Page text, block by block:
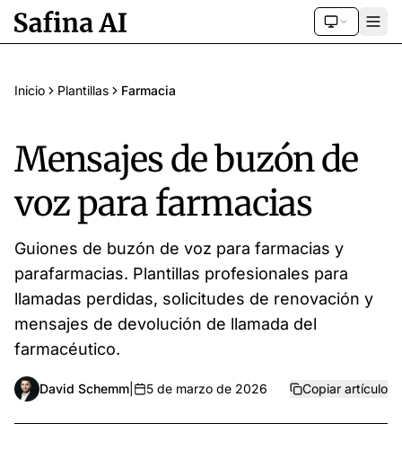
Inicio Plantillas Farmacia
Mensajes de buzón de
voz para farmacias
Guiones de buzón de voz para farmacias y
parafarmacias. Plantillas profesionales para
llamadas perdidas, solicitudes de renovación y
mensajes de devolución de llamada del
farmacéutico.
David Schemm 5 de marzo de 2026 Copiar artículo